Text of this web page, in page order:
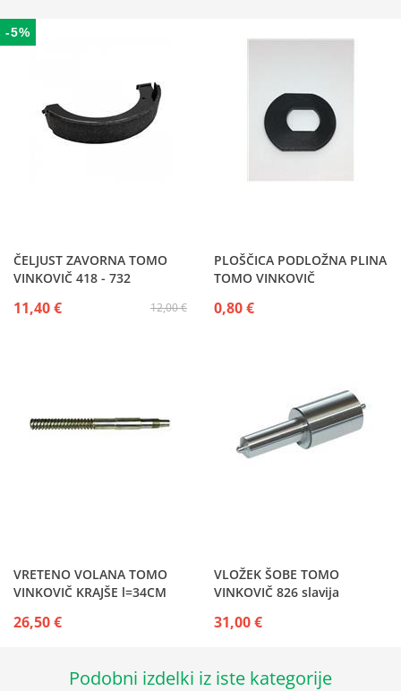
-5%
ČELJUST ZAVORNA TOMO
VINKOVIČ 418 - 732
12,00 €
11,40 €
PLOŠČICA PODLOŽNA PLINA
TOMO VINKOVIČ
0,80 €
VRETENO VOLANA TOMO
VINKOVIČ KRAJŠE l=34CM
26,50 €
VLOŽEK ŠOBE TOMO
VINKOVIČ 826 slavija
31,00 €
Podobni izdelki iz iste kategorije